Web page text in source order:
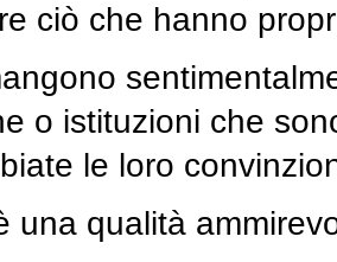
ciò che hanno
o istituzioni che
le loro
una qualità